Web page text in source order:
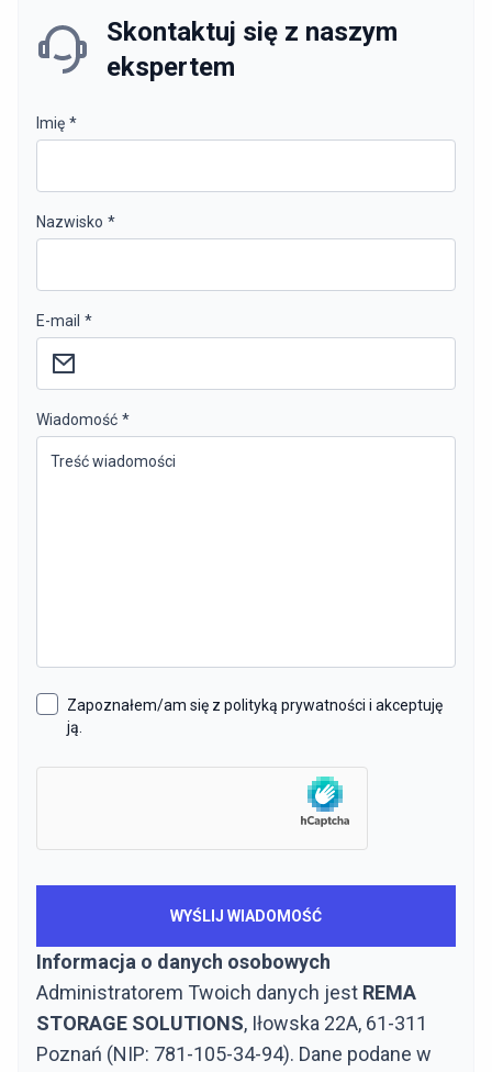
Skontaktuj się z naszym
ekspertem
Imię *
Nazwisko *
E-mail *
Wiadomość *
Zapoznałem/am się z polityką prywatności i akceptuję
ją.
Informacja o danych osobowych
Administratorem Twoich danych jest REMA
STORAGE SOLUTIONS, Iłowska 22A, 61-311
Poznań (NIP: 781-105-34-94). Dane podane w